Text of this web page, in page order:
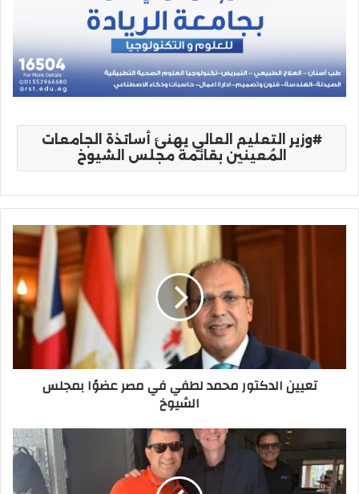
وزير التعليم العالي يهنئ أساتذة الجامعات
المُعينين بقائمة مجلس الشيوخ
الشيوخ
تعيين الدكتور محمد لطفي في مصر عضوًا بمجلس
الشيوخ
يرتدي
كاب